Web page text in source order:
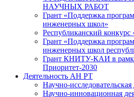
НАУЧНЫХ РАБОТ
Грант «Поддержка
инженерных школ»
Республиканский конкурс
Грант «Поддержка
инженерных школ
Грант КНИТУ-КАИ в
Приоритет-2030
Деятельность АН РТ
Научно-исследовательская
Научно-инновационная